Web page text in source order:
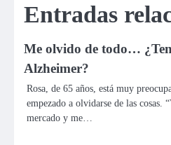
entradas
Entradas
Me olvido de todo…
Alzheimer?
Rosa, de 65 años, está muy
empezado a olvidarse de las cosas.
mercado y me…